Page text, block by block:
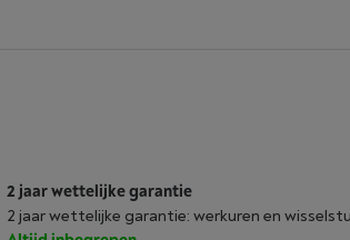
2 jaar wettelijke garantie
2 jaar wettelijke garantie: werkuren en